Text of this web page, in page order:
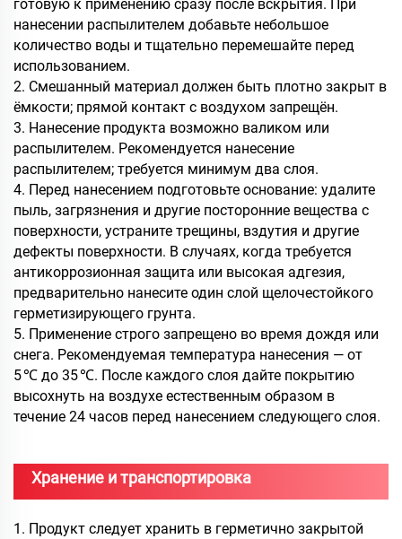
готовую к применению сразу после вскрытия. При
нанесении распылителем добавьте небольшое
количество воды и тщательно перемешайте перед
использованием.
2. Смешанный материал должен быть плотно закрыт в
ёмкости; прямой контакт с воздухом запрещён.
3. Нанесение продукта возможно валиком или
распылителем. Рекомендуется нанесение
распылителем; требуется минимум два слоя.
4. Перед нанесением подготовьте основание: удалите
пыль, загрязнения и другие посторонние вещества с
поверхности, устраните трещины, вздутия и другие
дефекты поверхности. В случаях, когда требуется
антикоррозионная защита или высокая адгезия,
предварительно нанесите один слой щелочестойкого
герметизирующего грунта.
5. Применение строго запрещено во время дождя или
снега. Рекомендуемая температура нанесения — от
5 ℃ до 35 ℃. После каждого слоя дайте покрытию
высохнуть на воздухе естественным образом в
течение 24 часов перед нанесением следующего слоя.
Хранение и транспортировка
1. Продукт следует хранить в герметично закрытой